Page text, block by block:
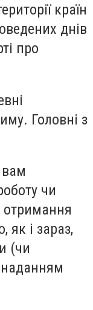
країн
днів
про
Головні з
чи
отримання
як і зараз,
(чи